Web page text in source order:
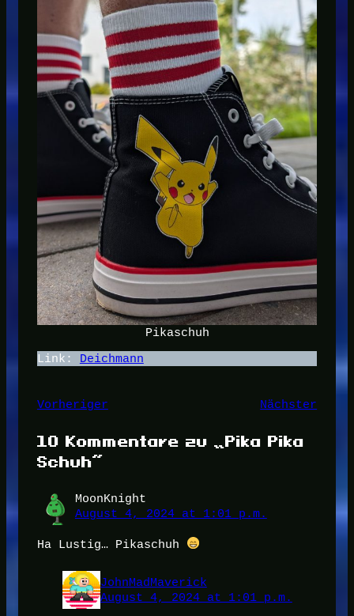
Pikaschuh
Link: Deichmann
Vorheriger Nächster
10 Kommentare zu „Pika Pika
Schuh“
MoonKnight
August 4, 2024 at 1:01 p.m.
Ha Lustig… Pikaschuh
JohnMadMaverick
August 4, 2024 at 1:01 p.m.